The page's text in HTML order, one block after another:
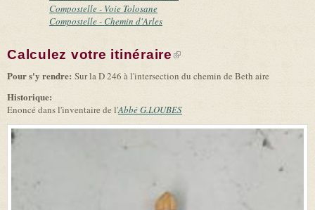
Compostelle - Voie Tolosane
Compostelle - Chemin d'Arles
Calculez votre itinéraire(link is external)
Pour s'y rendre: Sur la D 246 à l'intersection du chemin de Beth aire
Historique:
Enoncé dans l'inventaire de l'Abbé G.LOUBES